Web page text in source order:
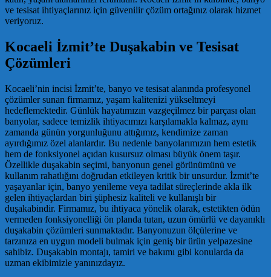
ve tesisat ihtiyaçlarınız için güvenilir çözüm ortağınız olarak hizmet
veriyoruz.
Kocaeli İzmit’te Duşakabin ve Tesisat
Çözümleri
Kocaeli’nin incisi İzmit’te, banyo ve tesisat alanında profesyonel
çözümler sunan firmamız, yaşam kalitenizi yükseltmeyi
hedeflemektedir. Günlük hayatımızın vazgeçilmez bir parçası olan
banyolar, sadece temizlik ihtiyacımızı karşılamakla kalmaz, aynı
zamanda günün yorgunluğunu attığımız, kendimize zaman
ayırdığımız özel alanlardır. Bu nedenle banyolarımızın hem estetik
hem de fonksiyonel açıdan kusursuz olması büyük önem taşır.
Özellikle duşakabin seçimi, banyonun genel görünümünü ve
kullanım rahatlığını doğrudan etkileyen kritik bir unsurdur. İzmit’te
yaşayanlar için, banyo yenileme veya tadilat süreçlerinde akla ilk
gelen ihtiyaçlardan biri şüphesiz kaliteli ve kullanışlı bir
duşakabindir. Firmamız, bu ihtiyaca yönelik olarak, estetikten ödün
vermeden fonksiyonelliği ön planda tutan, uzun ömürlü ve dayanıklı
duşakabin çözümleri sunmaktadır. Banyonuzun ölçülerine ve
tarzınıza en uygun modeli bulmak için geniş bir ürün yelpazesine
sahibiz. Duşakabin montajı, tamiri ve bakımı gibi konularda da
uzman ekibimizle yanınızdayız.